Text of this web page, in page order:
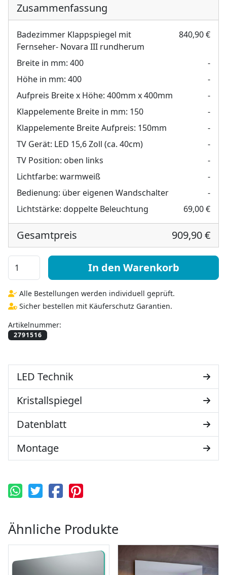
Zusammenfassung
Badezimmer Klappspiegel mit
Fernseher- Novara III rundherum
840,90 €
Breite in mm: 400
-
Höhe in mm: 400
-
Aufpreis Breite x Höhe: 400mm x 400mm
-
Klappelemente Breite in mm: 150
-
Klappelemente Breite Aufpreis: 150mm
-
TV Gerät: LED 15,6 Zoll (ca. 40cm)
-
TV Position: oben links
-
Lichtfarbe: warmweiß
-
Bedienung: über eigenen Wandschalter
-
Lichtstärke: doppelte Beleuchtung 69,00 €
Gesamtpreis 909,90 €
Badezimmer Klappspiegel mit Fernseher- Novara III
In den Warenkorb
Alle Bestellungen werden individuell geprüft.
Sicher bestellen mit Käuferschutz Garantien.
Artikelnummer:
LED Technik
Kristallspiegel
Datenblatt
Montage
Ähnliche Produkte